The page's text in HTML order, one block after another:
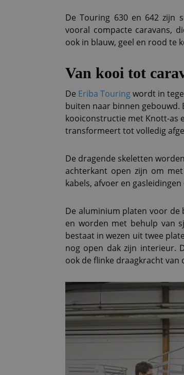
De Touring 630 en 642 zijn
vooral compacte caravans,
ook in blauw, geel en rood te
Van kooi tot
De Eriba Touringwordt in
buiten naar binnen gebouwd.
kooiconstructie met Knott-as
transformeert tot volledig
De dragende skeletten
achterkant open zijn om
kabels, afvoer en
De aluminium platen voor de
en worden met behulp van
bestaat in wezen uit twee
nog open dak zijn interieur.
ook de flinke draagkracht van